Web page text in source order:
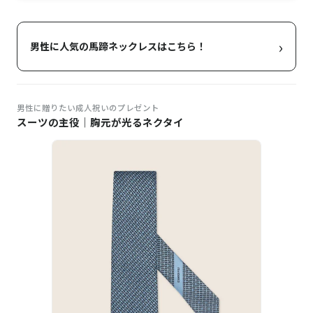
男性に人気の馬蹄ネックレスはこちら！ ›
男性に贈りたい成人祝いのプレゼント
スーツの主役｜胸元が光るネクタイ